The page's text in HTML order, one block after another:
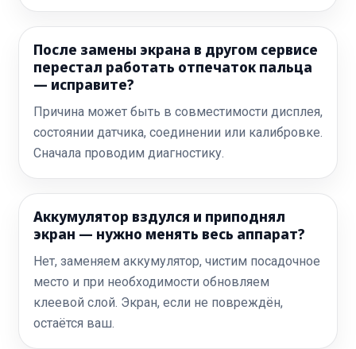
После замены экрана в другом сервисе
перестал работать отпечаток пальца
— исправите?
Причина может быть в совместимости дисплея,
состоянии датчика, соединении или калибровке.
Сначала проводим диагностику.
Аккумулятор вздулся и приподнял
экран — нужно менять весь аппарат?
Нет, заменяем аккумулятор, чистим посадочное
место и при необходимости обновляем
клеевой слой. Экран, если не повреждён,
остаётся ваш.